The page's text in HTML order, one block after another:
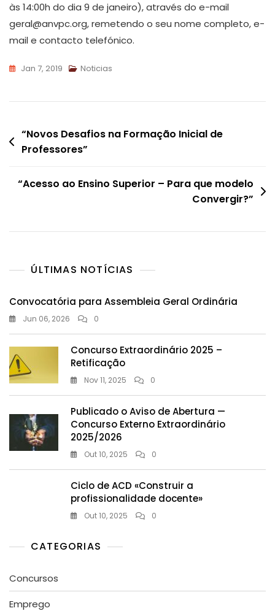
às 14:00h do dia 9 de janeiro), através do e-mail
geral@anvpc.org, remetendo o seu nome completo, e-
mail e contacto telefónico.
Jan 7, 2019 Noticias
Navegação
de
“Novos Desafios na Formação Inicial de
Professores”
“Acesso ao Ensino Superior – Para que modelo
Convergir?”
ÚLTIMAS NOTÍCIAS
Convocatória para Assembleia Geral Ordinária
Jun 06, 2026 0
Concurso Extraordinário 2025 –
Retificação
Nov 11, 2025 0
Publicado o Aviso de Abertura —
Concurso Externo Extraordinário
2025/2026
Out 10, 2025 0
Ciclo de ACD «Construir a
profissionalidade docente»
Out 10, 2025 0
CATEGORIAS
Concursos
Emprego